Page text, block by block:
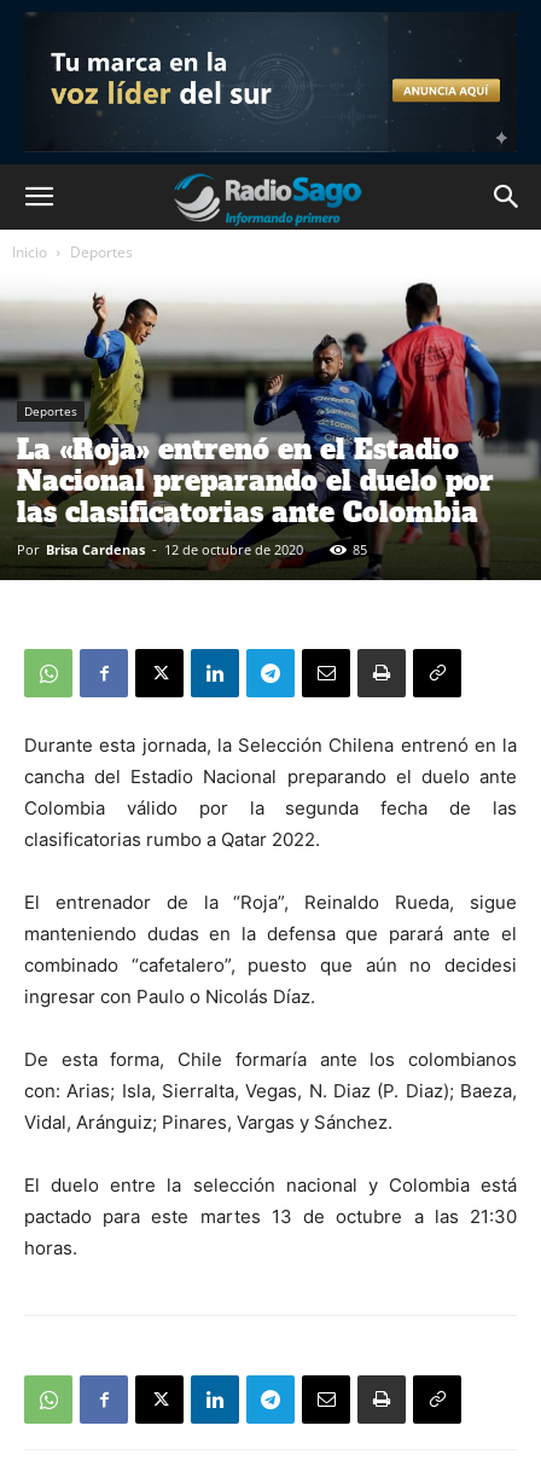
Inicio Deportes
Deportes
La «Roja» entrenó en el Estadio
Nacional preparando el duelo por
las clasificatorias ante Colombia
Por Brisa Cardenas - 12 de octubre de 2020 85
Durante esta jornada, la Selección Chilena entrenó en la
cancha del Estadio Nacional preparando el duelo ante
Colombia válido por la segunda fecha de las
clasificatorias rumbo a Qatar 2022.
El entrenador de la “Roja”, Reinaldo Rueda, sigue
manteniendo dudas en la defensa que parará ante el
combinado “cafetalero”, puesto que aún no decidesi
ingresar con Paulo o Nicolás Díaz.
De esta forma, Chile formaría ante los colombianos
con: Arias; Isla, Sierralta, Vegas, N. Diaz (P. Diaz); Baeza,
Vidal, Aránguiz; Pinares, Vargas y Sánchez.
El duelo entre la selección nacional y Colombia está
pactado para este martes 13 de octubre a las 21:30
horas.